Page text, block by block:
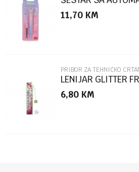
POŠALJI
MACA COM0001
11,70 KM
PRIBOR ZA TEHNIČKO
LENIJAR GLITTER
6,80 KM